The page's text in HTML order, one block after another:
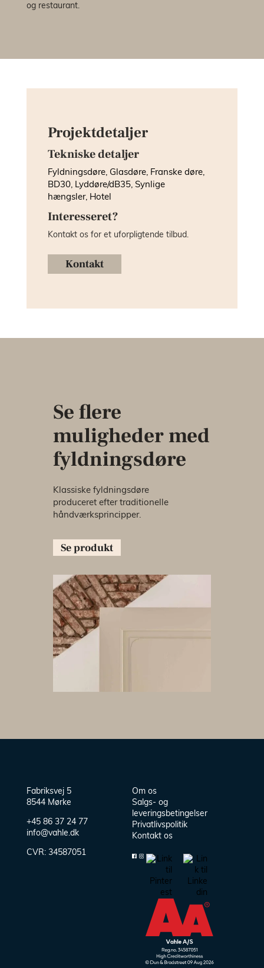
og restaurant.
Projektdetaljer
Tekniske detaljer
Fyldningsdøre, Glasdøre, Franske døre,
BD30, Lyddøre/dB35, Synlige
hængsler, Hotel
Interesseret?
Kontakt os for et uforpligtende tilbud.
Kontakt
Se flere
muligheder med
fyldningsdøre
Klassiske fyldningsdøre
produceret efter traditionelle
håndværksprincipper.
Se produkt
Fabriksvej 5
8544 Mørke
+45 86 37 24 77
info@vahle.dk
CVR: 34587051
Om os
Salgs- og
leveringsbetingelser
Privatlivspolitik
Kontakt os